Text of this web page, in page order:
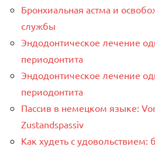
Бронхиальная астма и
службы
Эндодонтическое лечение
периодонтита
Эндодонтическое лечение
периодонтита
Пассив в немецком языке:
Zustandspassiv
Как худеть с удовольствием: